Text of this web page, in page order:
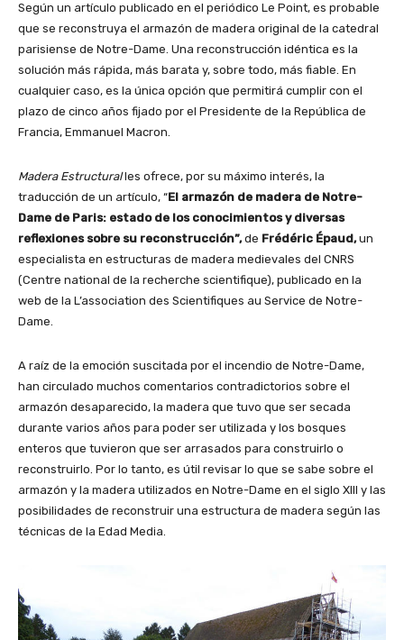
Según un artículo publicado en el periódico Le Point, es probable
que se reconstruya el armazón de madera original de la catedral
parisiense de Notre-Dame. Una reconstrucción idéntica es la
solución más rápida, más barata y, sobre todo, más fiable. En
cualquier caso, es la única opción que permitirá cumplir con el
plazo de cinco años fijado por el Presidente de la República de
Francia, Emmanuel Macron.
Madera Estructuralles ofrece, por su máximo interés, la
traducción de un artículo, “El armazón de madera de Notre-
Dame de Paris: estado de los conocimientos y diversas
reflexiones sobre su reconstrucción”,de Frédéric Épaud,un
especialista en estructuras de madera medievales del CNRS
(Centre national de la recherche scientifique), publicado en la
web de la L’association des Scientifiques au Service de Notre-
Dame.
A raíz de la emoción suscitada por el incendio de Notre-Dame,
han circulado muchos comentarios contradictorios sobre el
armazón desaparecido, la madera que tuvo que ser secada
durante varios años para poder ser utilizada y los bosques
enteros que tuvieron que ser arrasados para construirlo o
reconstruirlo. Por lo tanto, es útil revisar lo que se sabe sobre el
armazón y la madera utilizados en Notre-Dame en el siglo XIII y las
posibilidades de reconstruir una estructura de madera según las
técnicas de la Edad Media.